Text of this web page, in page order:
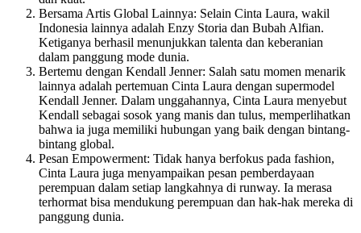
Bersama Artis Global Lainnya: Selain Cinta Laura, wakil
Indonesia lainnya adalah Enzy Storia dan Bubah Alfian.
Ketiganya berhasil menunjukkan talenta dan keberanian
dalam panggung mode dunia.
Bertemu dengan Kendall Jenner: Salah satu momen menarik
lainnya adalah pertemuan Cinta Laura dengan supermodel
Kendall Jenner. Dalam unggahannya, Cinta Laura menyebut
Kendall sebagai sosok yang manis dan tulus, memperlihatkan
bahwa ia juga memiliki hubungan yang baik dengan bintang-
bintang global.
Pesan Empowerment: Tidak hanya berfokus pada fashion,
Cinta Laura juga menyampaikan pesan pemberdayaan
perempuan dalam setiap langkahnya di runway. Ia merasa
terhormat bisa mendukung perempuan dan hak-hak mereka di
panggung dunia.